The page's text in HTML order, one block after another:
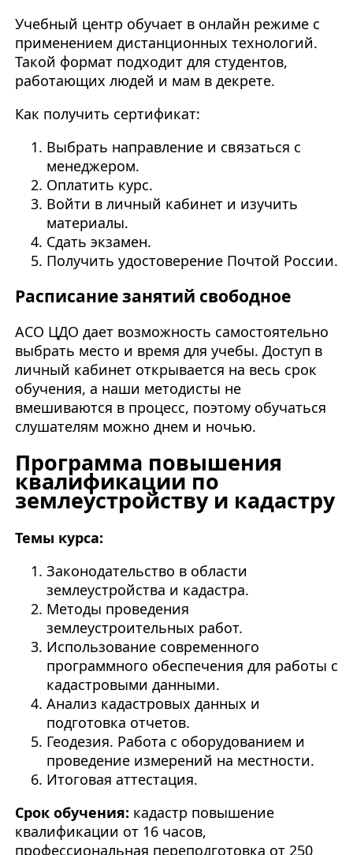
Учебный центр обучает в онлайн режиме с
применением дистанционных технологий.
Такой формат подходит для студентов,
работающих людей и мам в декрете.
Как получить сертификат:
Выбрать направление и связаться с
менеджером.
Оплатить курс.
Войти в личный кабинет и изучить
материалы.
Сдать экзамен.
Получить удостоверение Почтой России.
Расписание занятий свободное
АСО ЦДО дает возможность самостоятельно
выбрать место и время для учебы. Доступ в
личный кабинет открывается на весь срок
обучения, а наши методисты не
вмешиваются в процесс, поэтому обучаться
слушателям можно днем и ночью.
Программа повышения
квалификации по
землеустройству и кадастру
Темы курса:
Законодательство в области
землеустройства и кадастра.
Методы проведения
землеустроительных работ.
Использование современного
программного обеспечения для работы с
кадастровыми данными.
Анализ кадастровых данных и
подготовка отчетов.
Геодезия. Работа с оборудованием и
проведение измерений на местности.
Итоговая аттестация.
Срок обучения: кадастр повышение
квалификации от 16 часов,
профессиональная переподготовка от 250